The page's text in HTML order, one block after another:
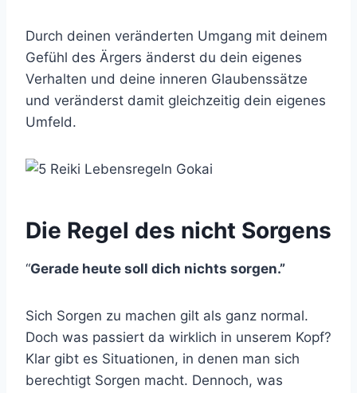
Durch deinen veränderten Umgang mit deinem
Gefühl des Ärgers änderst du dein eigenes
Verhalten und deine inneren Glaubenssätze
und veränderst damit gleichzeitig dein eigenes
Umfeld.
Die Regel des nicht Sorgens
“Gerade heute soll dich nichts sorgen.”
Sich Sorgen zu machen gilt als ganz normal.
Doch was passiert da wirklich in unserem Kopf?
Klar gibt es Situationen, in denen man sich
berechtigt Sorgen macht. Dennoch, was